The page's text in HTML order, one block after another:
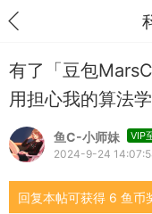
有了「豆包
用担心我的算法
鱼C-小师妹 VIP
2024-9-24
回复本帖可获得 6 鱼币